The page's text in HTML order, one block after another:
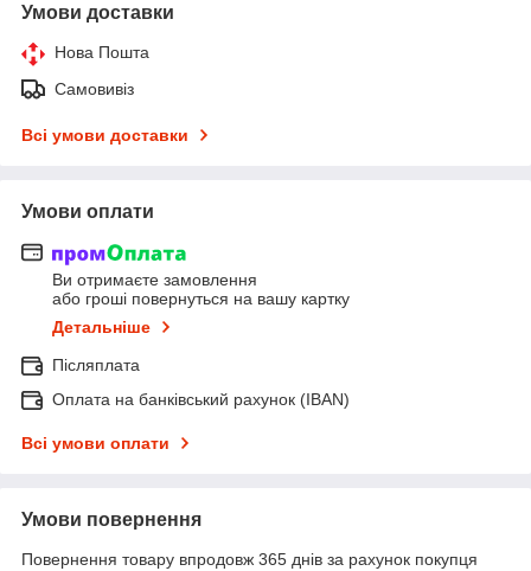
Умови доставки
Нова Пошта
Самовивіз
Всі умови доставки
Умови оплати
Ви отримаєте замовлення
або гроші повернуться на вашу картку
Детальніше
Післяплата
Оплата на банківський рахунок (IBAN)
Всі умови оплати
Умови повернення
Повернення товару впродовж 365 днів за рахунок покупця